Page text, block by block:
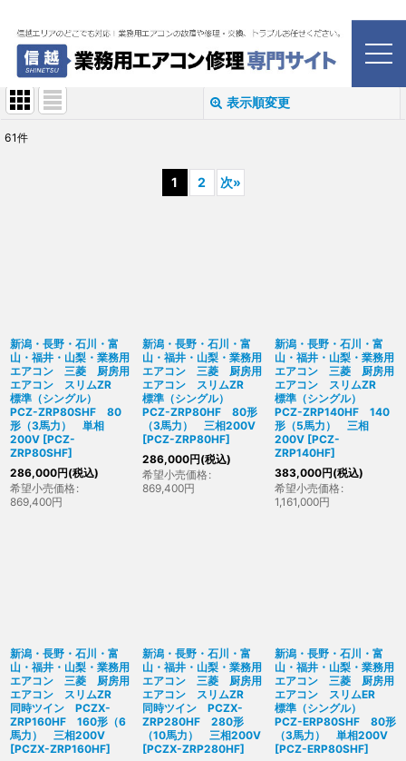
厨房用エアコン
表示順変更
61件
1 2 次»
新潟・長野・石川・富
山・福井・山梨・業務用
エアコン 三菱 厨房用
エアコン スリムZR
標準（シングル）
PCZ-ZRP80SHF 80
形（3馬力） 単相
200V [PCZ-
ZRP80SHF]
286,000円(税込)
希望小売価格 :
869,400円
新潟・長野・石川・富
山・福井・山梨・業務用
エアコン 三菱 厨房用
エアコン スリムZR
標準（シングル）
PCZ-ZRP80HF 80形
（3馬力） 三相200V
[PCZ-ZRP80HF]
286,000円(税込)
希望小売価格 :
869,400円
新潟・長野・石川・富
山・福井・山梨・業務用
エアコン 三菱 厨房用
エアコン スリムZR
標準（シングル）
PCZ-ZRP140HF 140
形（5馬力） 三相
200V [PCZ-
ZRP140HF]
383,000円(税込)
希望小売価格 :
1,161,000円
新潟・長野・石川・富
山・福井・山梨・業務用
エアコン 三菱 厨房用
エアコン スリムZR
同時ツイン PCZX-
ZRP160HF 160形（6
馬力） 三相200V
[PCZX-ZRP160HF]
新潟・長野・石川・富
山・福井・山梨・業務用
エアコン 三菱 厨房用
エアコン スリムZR
同時ツイン PCZX-
ZRP280HF 280形
（10馬力） 三相200V
[PCZX-ZRP280HF]
新潟・長野・石川・富
山・福井・山梨・業務用
エアコン 三菱 厨房用
エアコン スリムER
標準（シングル）
PCZ-ERP80SHF 80形
（3馬力） 単相200V
[PCZ-ERP80SHF]